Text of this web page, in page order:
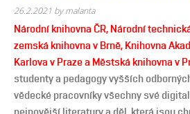
26.2.2021 by malanta
Národní knihovna ČR, Národní
zemská knihovna v Brně, Knihovna
Karlova v Praze a Městská knihovna v
studenty a pedagogy vyšších
vědecké pracovníky všechny své